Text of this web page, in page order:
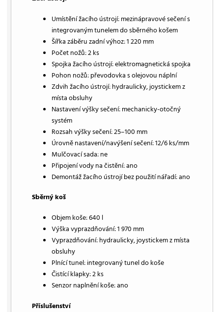
Umístění žacího ústrojí: mezinápravové sečení s
integrovaným tunelem do sběrného košem
Šířka záběru zadní výhoz: 1 220 mm
Počet nožů: 2 ks
Spojka žacího ústrojí: elektromagnetická spojka
Pohon nožů: převodovka s olejovou náplní
Zdvih žacího ústrojí: hydraulicky, joystickem z
místa obsluhy
Nastavení výšky sečení: mechanicky-otočný
systém
Rozsah výšky sečení: 25–100 mm
Úrovně nastavení/navýšení sečení: 12/6 ks/mm
Mulčovací sada: ne
Připojení vody na čistění: ano
Demontáž žacího ústrojí bez použití nářadí: ano
Sběrný koš
Objem koše: 640 l
Výška vyprazdňování: 1 970 mm
Vyprazdňování: hydraulicky, joystickem z místa
obsluhy
Plnící tunel: integrovaný tunel do koše
Čistící klapky: 2 ks
Senzor naplnění koše: ano
Příslušenství